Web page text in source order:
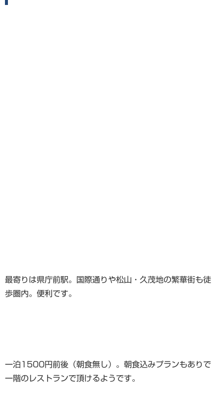
最寄りは県庁前駅。国際通りや松山・久茂地の繁華街も徒
歩圏内。便利です。
一泊1500円前後（朝食無し）。朝食込みプランもありで
一階のレストランで頂けるようです。